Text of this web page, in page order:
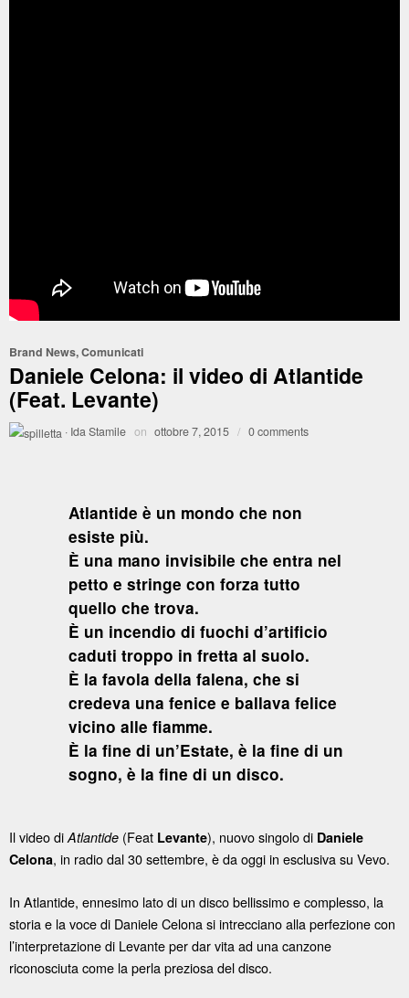
Brand News,Comunicati
Daniele Celona: il video di Atlantide
(Feat. Levante)
· Ida Stamile on ottobre 7, 2015 / 0 comments
Atlantide è un mondo che non
esiste più.
È una mano invisibile che entra nel
petto e stringe con forza tutto
quello che trova.
È un incendio di fuochi d’artificio
caduti troppo in fretta al suolo.
È la favola della falena, che si
credeva una fenice e ballava felice
vicino alle fiamme.
È la fine di un’Estate, è la fine di un
sogno, è la fine di un disco.
Il video di Atlantide (Feat Levante), nuovo singolo di Daniele
Celona, in radio dal 30 settembre, è da oggi in esclusiva su Vevo.
In Atlantide, ennesimo lato di un disco bellissimo e complesso, la
storia e la voce di Daniele Celona si intrecciano alla perfezione con
l’interpretazione di Levante per dar vita ad una canzone
riconosciuta come la perla preziosa del disco.